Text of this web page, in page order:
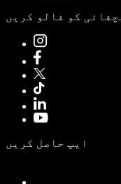
کو فالو کریں
ایپ حاصل کریں